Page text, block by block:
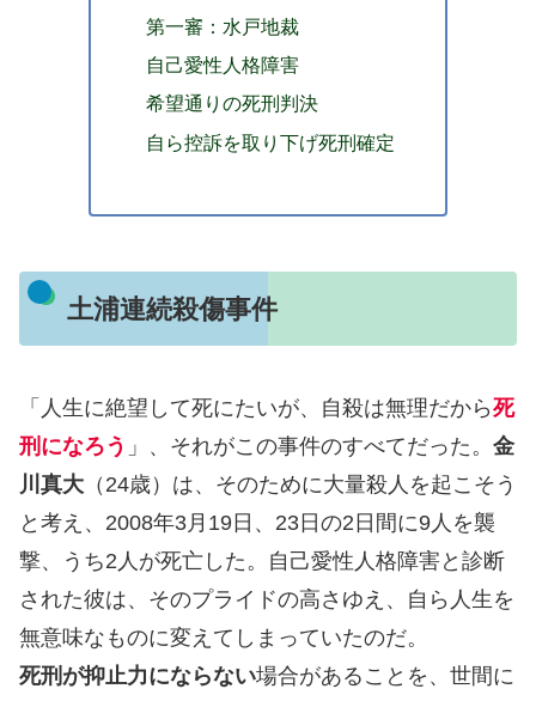
第一審：水戸地裁
自己愛性人格障害
希望通りの死刑判決
自ら控訴を取り下げ死刑確定
土浦連続殺傷事件
「人生に絶望して死にたいが、自殺は無理だから死
刑になろう 」、それがこの事件のすべてだった。 金
川真大 （24歳）は、そのために大量殺人を起こそう
と考え、2008年3月19日、23日の2日間に9人を襲
撃、うち2人が死亡した。自己愛性人格障害と診断
された彼は、そのプライドの高さゆえ、自ら人生を
無意味なものに変えてしまっていたのだ。
死刑が抑止力にならない場合があることを、世間に